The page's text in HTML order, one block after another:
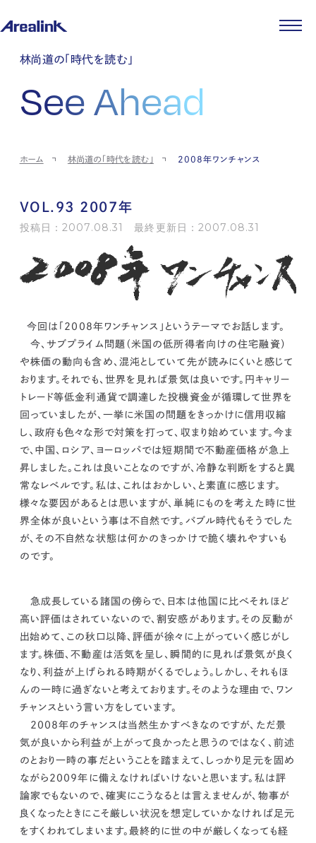
企業情報
企業理念
会社概要
コーポレートガバナンス
ストレージ事業
パートナー制度
土地権利整備事業
IR情報
IRカレンダー
IRポリシー
ストレージ室数実績
個人投資家の皆様へ
よくある質問・用語集
ニュース
商品情報
先輩社員インタビュー
中途採用
お問い合わせ
kur
土地活用
エリアリンクグループ ジャパントランクル
カスタマーハラスメントポリ
シー
プライバシーポリシー
情報セキュリティ・DX方針及び戦略 サイトマップ
©2025 AREALINK.
林尚道の「時代を読む」
See Ahead
ホーム 林尚道の「時代を読む」 2008年ワンチャンス
VOL.93 2007年
投稿日：2007.08.31 最終更新日：2007.08.31
今回は「2008年ワンチャンス」というテーマでお話します。
今、サブプライム問題（米国の低所得者向けの住宅融資）
や株価の動向も含め、混沌としていて先が読みにくいと感じて
おります。それでも、世界を見れば景気は良いです。円キャリー
トレード等低金利通貨で調達した投機資金が循環して世界を
回っていましたが、一挙に米国の問題をきっかけに信用収縮
し、政府も色々な形で対策を打って、収まり始めています。 今ま
で、中国、ロシア、ヨーロッパでは短期間で不動産価格が急上
昇しました。 これは良いことなのですが、 冷静な判断をすると異
常なレベルです。 私は、これはおかしい、と素直に感じます。
様々な要因があるとは思いますが、単純にものを考えた時に世
界全体が良いという事は不自然です。バブル時代もそうでした
が、その不自然な状態は何かのきっかけで脆く壊れやすいも
のです。
急成長している諸国の傍らで、 日本は他国に比べそれほど
高い評価はされていないので、割安感があります。その反動が
出始めて、この秋口以降、評価が徐々に上がっていく感じがし
ます。 株価、不動産は活気を呈し、瞬間的に見れば景気が良く
なり、利益が上げられる時期がくるでしょう。しかし、それもほ
んの一時に過ぎないと考えております。 そのような理由で、ワン
チャンスという言い方をしています。
2008年のチャンスは当然生かすべきなのですが、 ただ景
気が良いから利益が上がって良かったと思うのではなく、 前述
のとおり一時の事だということを踏まえて、 しっかり足元を固め
ながら2009年に備えなければいけないと思います。 私は評
論家でもないので、確実にこうなるとは言えませんが、 物事が
良くなったときにこそ厳しい状況を想定していかなければ足元
をすくわれてしまいます。最終的に世の中が厳しくなっても経